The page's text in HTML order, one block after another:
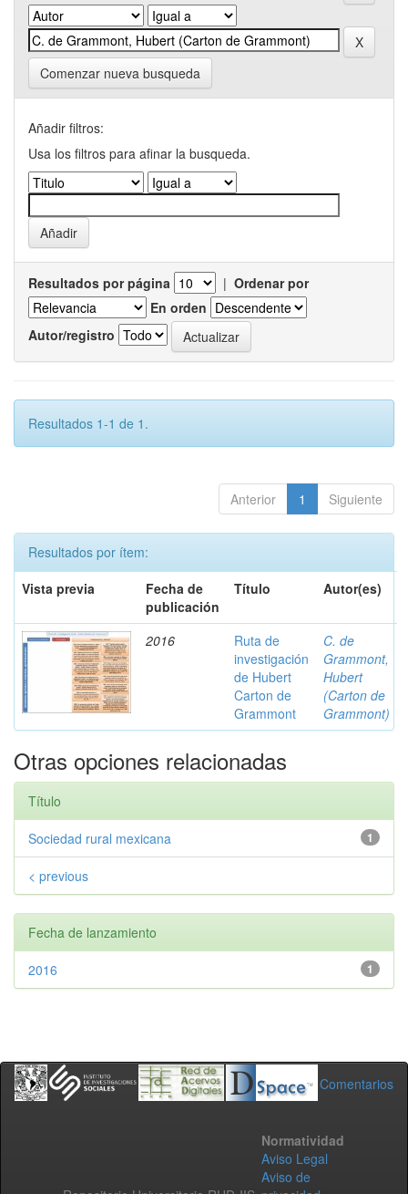
Comenzar nueva busqueda
Añadir filtros:
Usa los filtros para afinar la busqueda.
Resultados por página | Ordenar por
En orden
Autor/registro
Resultados 1-1 de 1.
Anterior 1 Siguiente
Resultados por ítem:
Vista previa
Fecha de
publicación
Título Autor(es)
2016
Ruta de
investigación
de Hubert
Carton de
Grammont
C. de
Grammont,
Hubert
(Carton de
Grammont)
Otras opciones relacionadas
Título
1
Sociedad rural mexicana
< previous
Fecha de lanzamiento
1
2016
Comentarios
Normatividad
Aviso Legal
Aviso de